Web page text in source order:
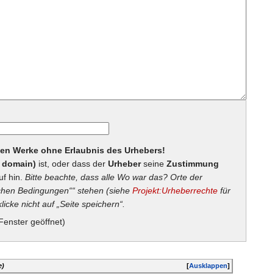
Werke ohne Erlaubnis des Urhebers!
ist, oder dass der Urheberseine Zustimmung
hin. Bitte beachte, dass alle Wo war das? Orte der
Bedingungen““ stehen (siehe Projekt:Urheberrechte für
nicht auf „Seite speichern“.
geöffnet)
[Ausklappen]